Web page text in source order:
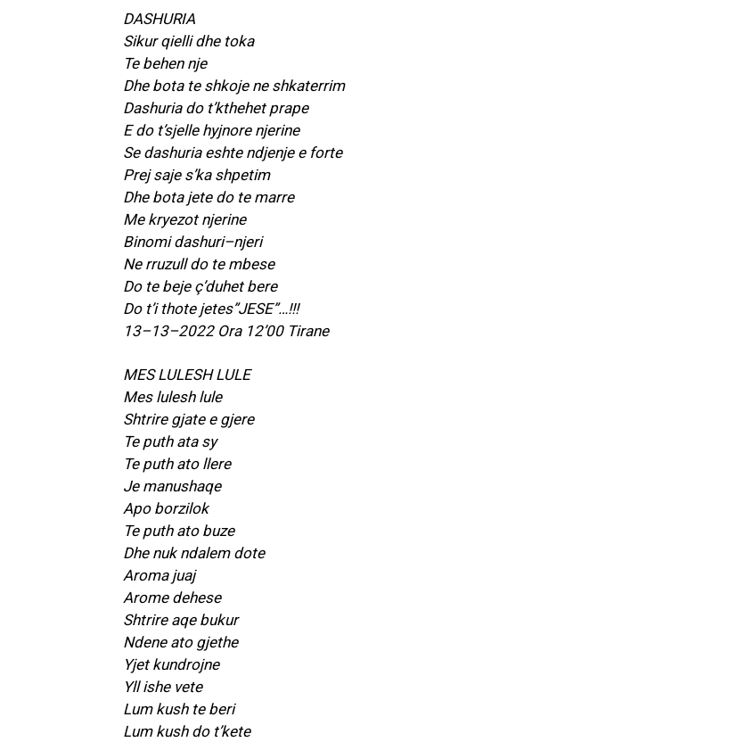
DASHURIA
Sikur qielli dhe toka
Te behen nje
Dhe bota te shkoje ne shkaterrim
Dashuria do t’kthehet prape
E do t’sjelle hyjnore njerine
Se dashuria eshte ndjenje e forte
Prej saje s’ka shpetim
Dhe bota jete do te marre
Me kryezot njerine
Binomi dashuri–njeri
Ne rruzull do te mbese
Do te beje ç’duhet bere
Do t’i thote jetes”JESE”…!!!
13–13–2022 Ora 12’00 Tirane
MES LULESH LULE
Mes lulesh lule
Shtrire gjate e gjere
Te puth ata sy
Te puth ato llere
Je manushaqe
Apo borzilok
Te puth ato buze
Dhe nuk ndalem dote
Aroma juaj
Arome dehese
Shtrire aqe bukur
Ndene ato gjethe
Yjet kundrojne
Yll ishe vete
Lum kush te beri
Lum kush do t’kete